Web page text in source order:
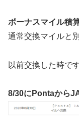
ボーナスマイル積
通常交換マイルと
以前交換した時で
8/30にPontaから